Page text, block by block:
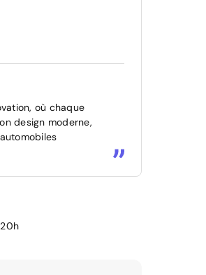
où chaque
design moderne,